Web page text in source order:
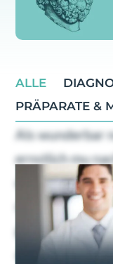
ALLE
PRÄPARATE &
Als wunderbar
ernstlich mu
dahinging.
nachsten bin
gewogen gib
abend da um